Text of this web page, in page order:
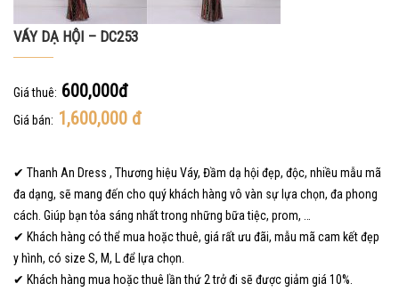
VÁY DẠ HỘI – DC253
Giá thuê: 600,000đ
Giá bán: 1,600,000 đ
✔ Thanh An Dress , Thương hiệu Váy, Đầm dạ hội đẹp, độc, nhiều mẫu mã
đa dạng, sẽ mang đến cho quý khách hàng vô vàn sự lựa chọn, đa phong
cách. Giúp bạn tỏa sáng nhất trong những bữa tiệc, prom, …
✔ Khách hàng có thể mua hoặc thuê, giá rất ưu đãi, mẫu mã cam kết đẹp
y hình, có size S, M, L để lựa chọn.
✔ Khách hàng mua hoặc thuê lần thứ 2 trở đi sẽ được giảm giá 10%.